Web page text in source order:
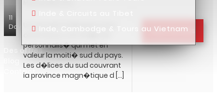
Inde, Cambodge & Tours au Vietnam
Des offres
Contact
11
Days
Mahabalipuram
Un accueil chaleureux vous
personnalis� qui met en
valeur la moiti� sud du pays.
Les d�lices du sud couvrant
la province magn�tique d […]
View Details